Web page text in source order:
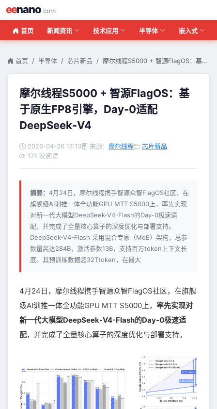
eenano.com
首页 新闻资讯 技术应用 半导体 嵌入式
首页 半导体 芯片新品 摩尔线程S5000 + 智源FlagOS：基…
摩尔线程S5000 + 智源FlagOS：基
于原生FP8引擎，Day-0适配
DeepSeek-V4
2026-04-26 17:13 来源： 摩尔线程
芯片新品
174 次阅读
摘要： 4月24日，摩尔线程携手智源众智FlagOS社区，在
旗舰级AI训推一体全功能GPU MTT S5000上，率先实现
对新一代大模型DeepSeek-V4-Flash的Day-0极速适
配，并完成了全量核心算子的深度优化与部署支持。
DeepSeek-V4-Flash 采用混合专家（MoE）架构，总参
数量高达284B，激活参数13B，支持百万token上下文长
度。其预训练数据超32Ttoken，在最大
4月24日，摩尔线程携手智源众智FlagOS社区，在旗舰
级AI训推一体全功能GPU MTT S5000上， 率先实现对
新一代大模型DeepSeek-V4-Flash的Day-0极速适
配，并完成了全量核心算子的深度优化与部署支持。